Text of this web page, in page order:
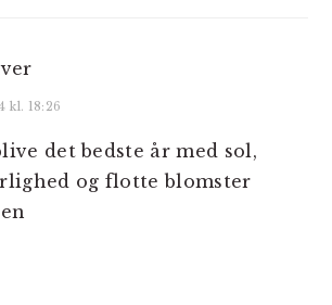
kl. 18:26
det bedste år med sol,
og flotte blomster